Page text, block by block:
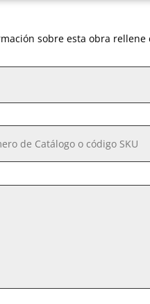
sobre esta obra